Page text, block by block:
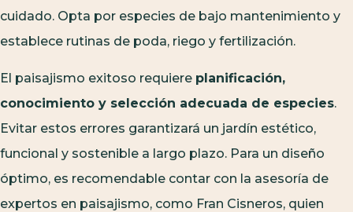
cuidado. Opta por especies de bajo mantenimiento y
establece rutinas de poda, riego y fertilización.
El paisajismo exitoso requiere planificación,
conocimiento y selección adecuada de especies.
Evitar estos errores garantizará un jardín estético,
funcional y sostenible a largo plazo. Para un diseño
óptimo, es recomendable contar con la asesoría de
expertos en paisajismo, como Fran Cisneros, quien